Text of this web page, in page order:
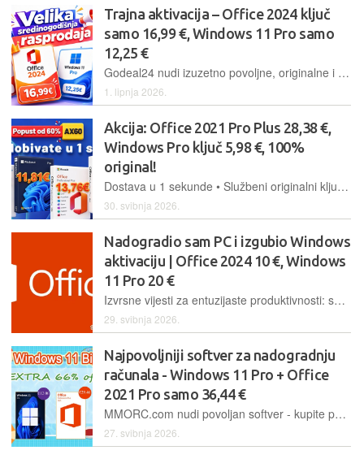
Trajna aktivacija – Office 2024 ključ
samo 16,99 €, Windows 11 Pro samo
12,25 €
Godeal24 nudi izuzetno povoljne, originalne i trajno aktivirane Windows i Office softverske pakete. Windows 11 Pro samo 12,25 €, Office 2024 Pro samo 16,99 €, Office 2021 Home and Business za Mac 44,99 €
1. lipnja 2026.
Akcija: Office 2021 Pro Plus 28,38 €,
Windows Pro ključ 5,98 €, 100%
original!
Dostava u 1 sekunde • Službeni originalni ključ • Office 2021 28,38 €
30. svibnja 2026.
Nadogradio sam PC i izgubio Windows
aktivaciju | Office 2024 10 €, Windows
11 Pro 20 €
Izvrsne vijesti za entuzijaste produktivnosti: sada možete nabaviti najnoviju verziju Office paketa za samo 10 eura, s trajnom licencom i bez potrebne pretplate
29. svibnja 2026.
Najpovoljniji softver za nadogradnju
računala - Windows 11 Pro + Office
2021 Pro samo 36,44 €
MMORC.com nudi povoljan softver - kupite paket koji uključuje Office 2021 Pro i Windows 11 Pro za samo 36,44 € i opremite računalo novim trajno aktiviranim originalnim softverom
27. svibnja 2026.